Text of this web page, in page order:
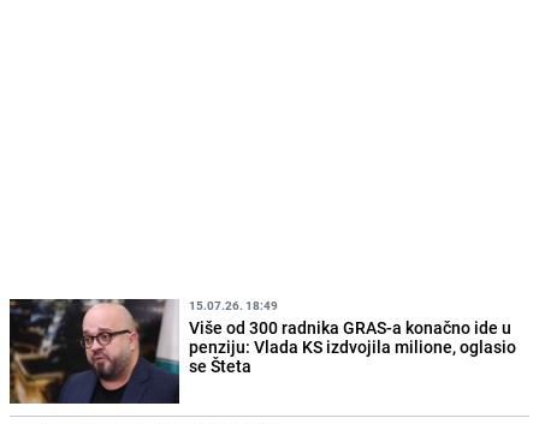
15.07.26. 18:49
Više od 300 radnika GRAS-a konačno ide u
penziju: Vlada KS izdvojila milione, oglasio
se Šteta